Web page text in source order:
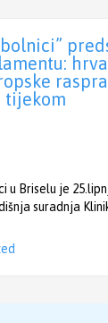
tijekom
u Briselu je
suradnja